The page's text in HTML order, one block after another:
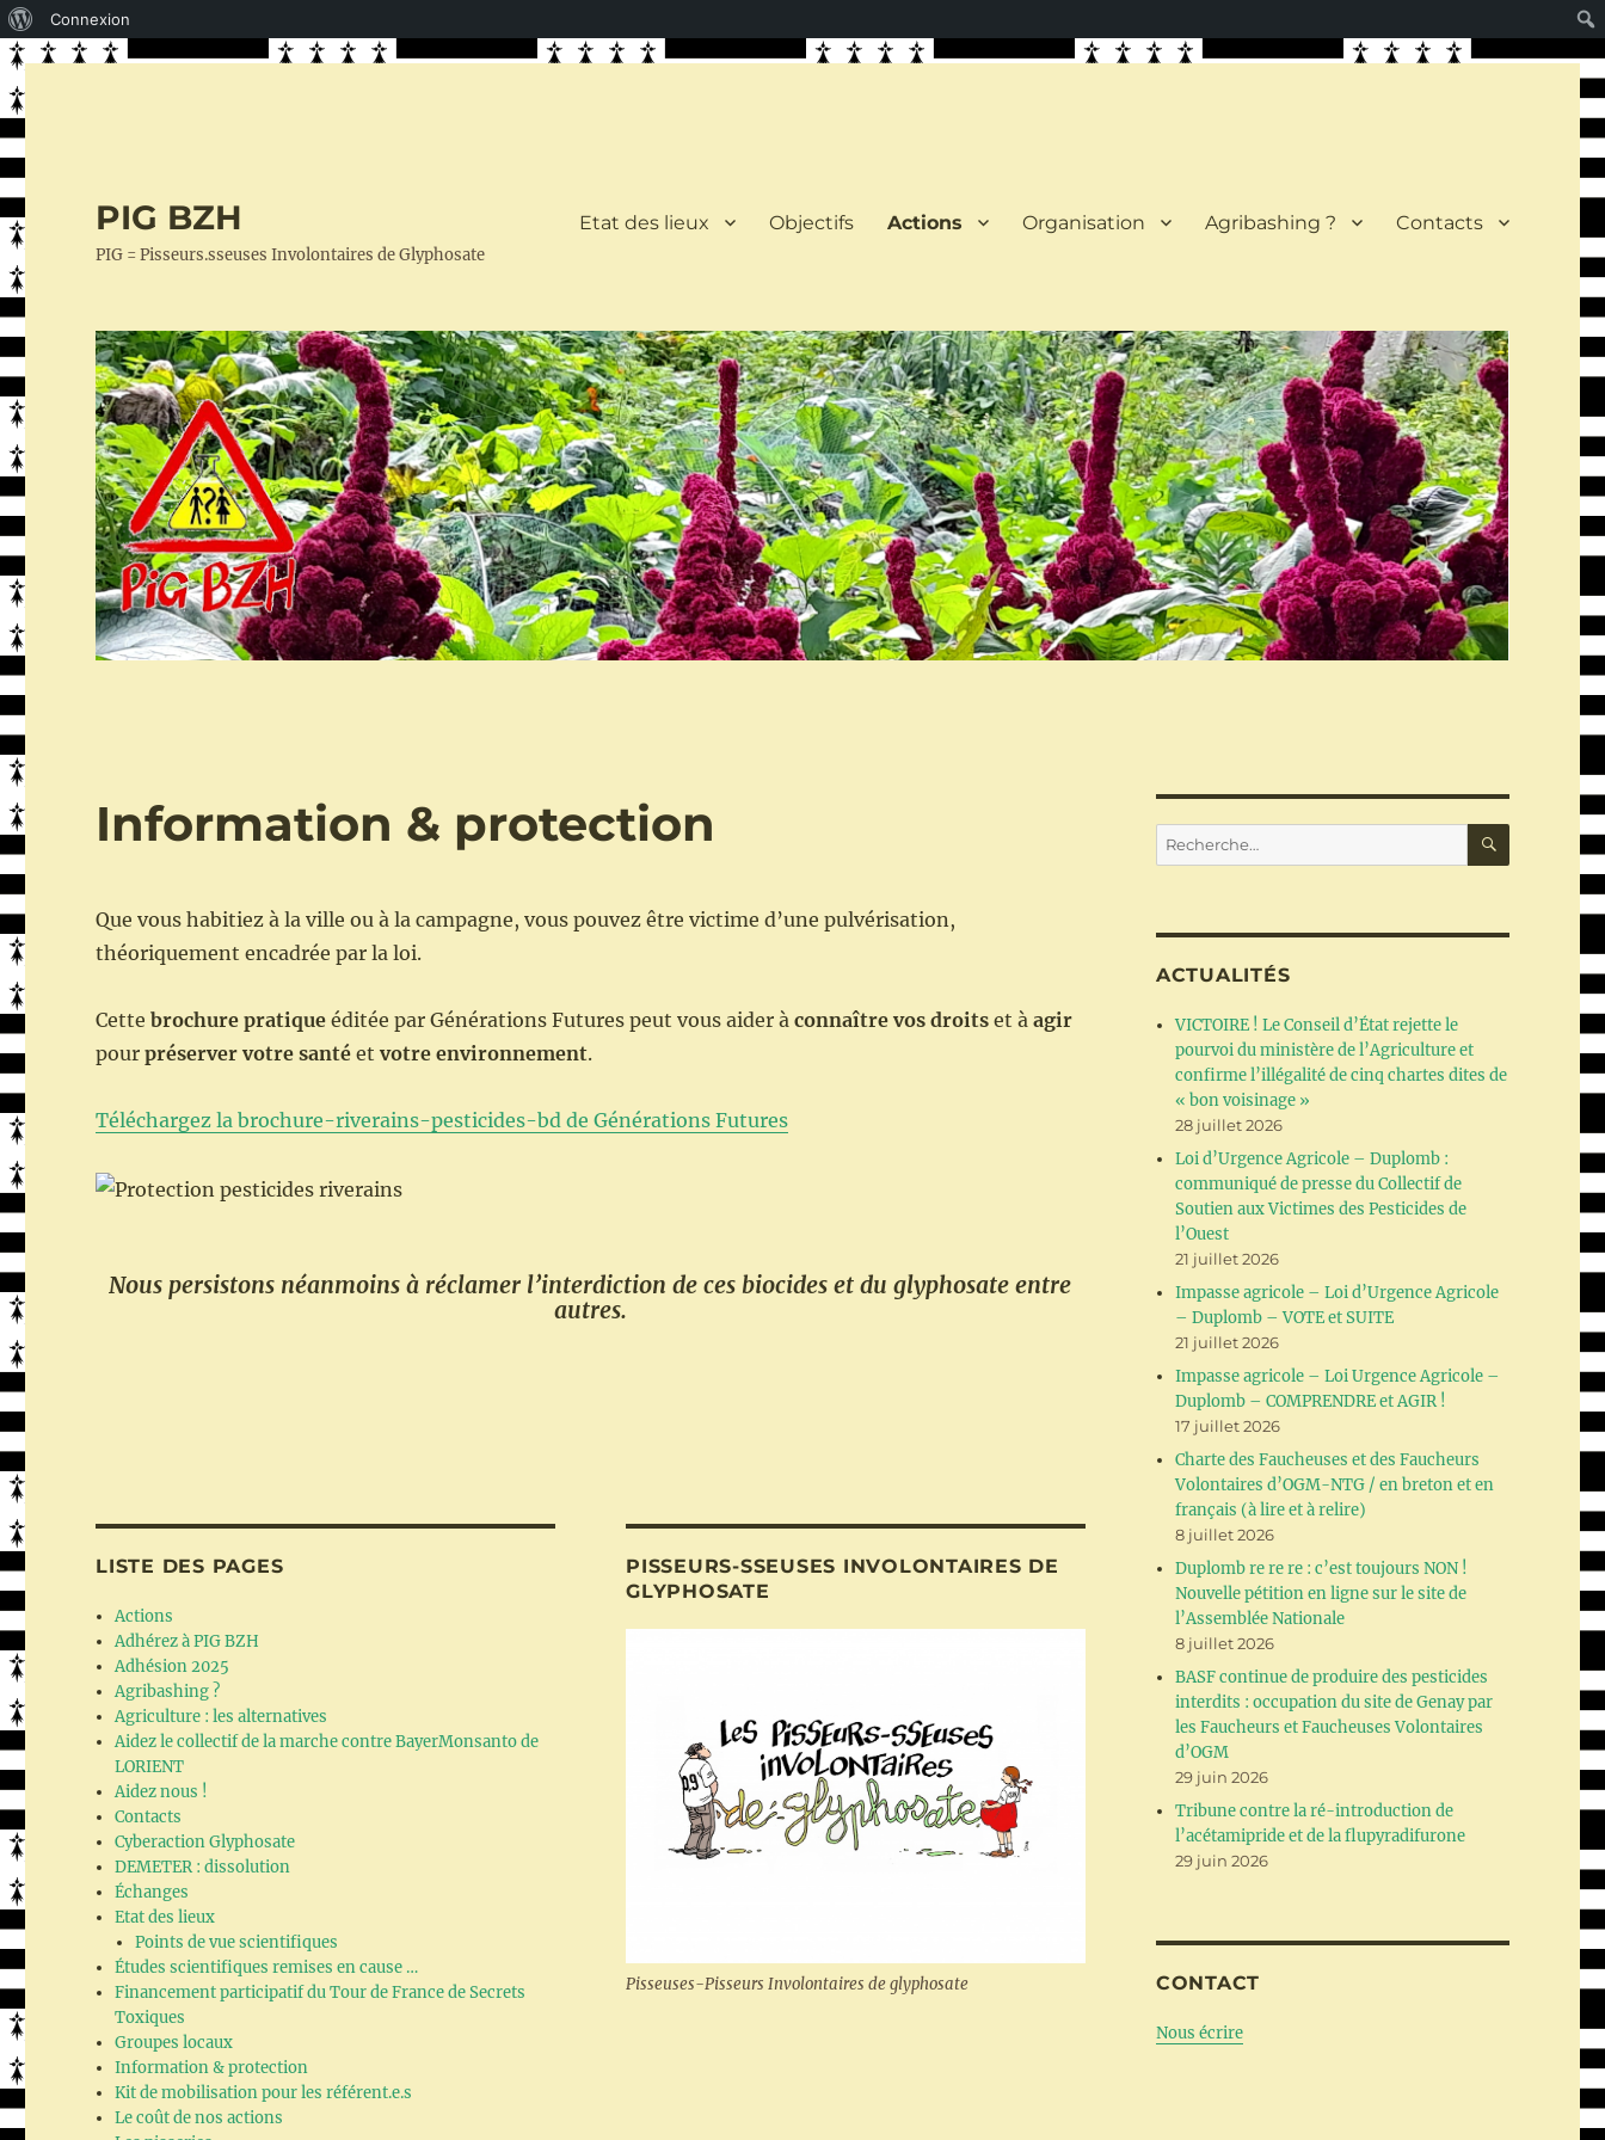
propos
Connexion
PIG BZH
PIG = Pisseurs.sseuses Involontaires de Glyphosate
Etat des lieux Objectifs Actions Organisation Agribashing ? Contacts
Information & protection
Que vous habitiez à la ville ou à la campagne, vous pouvez être victime d’une pulvérisation,
théoriquement encadrée par la loi.
Cettebrochure pratique éditée par Générations Futures peut vous aider àconnaître vos droits et àagir
pourpréserver votre santé etvotre environnement.
Téléchargez la brochure-riverains-pesticides-bd de Générations Futures
Nous persistons néanmoins à réclamer l’interdiction de ces biocides et du glyphosate entre
autres.
LISTE DES PAGES
Actions
Adhérez à PIG BZH
Adhésion 2025
Agribashing ?
Agriculture : les alternatives
Aidez le collectif de la marche contre BayerMonsanto de
LORIENT
Aidez nous !
Contacts
Cyberaction Glyphosate
DEMETER : dissolution
Échanges
Etat des lieux
Points de vue scientifiques
Études scientifiques remises en cause …
Financement participatif du Tour de France de Secrets
Toxiques
Groupes locaux
Information & protection
Kit de mobilisation pour les référent.e.s
Le coût de nos actions
PISSEURS-SSEUSES INVOLONTAIRES DE
GLYPHOSATE
Pisseuses-Pisseurs Involontaires de glyphosate
Recherche
pour :
ACTUALITÉS
VICTOIRE ! Le Conseil d’État rejette le
pourvoi du ministère de l’Agriculture et
confirme l’illégalité de cinq chartes dites de
« bon voisinage »
28 juillet 2026
Loi d’Urgence Agricole – Duplomb :
communiqué de presse du Collectif de
Soutien aux Victimes des Pesticides de
l’Ouest
21 juillet 2026
Impasse agricole – Loi d’Urgence Agricole
– Duplomb – VOTE et SUITE
21 juillet 2026
Impasse agricole – Loi Urgence Agricole –
Duplomb – COMPRENDRE et AGIR !
17 juillet 2026
Charte des Faucheuses et des Faucheurs
Volontaires d’OGM-NTG / en breton et en
français (à lire et à relire)
8 juillet 2026
Duplomb re re re : c’est toujours NON !
Nouvelle pétition en ligne sur le site de
l’Assemblée Nationale
8 juillet 2026
BASF continue de produire des pesticides
interdits : occupation du site de Genay par
les Faucheurs et Faucheuses Volontaires
d’OGM
29 juin 2026
Tribune contre la ré-introduction de
l’acétamipride et de la flupyradifurone
29 juin 2026
CONTACT
Nous écrire